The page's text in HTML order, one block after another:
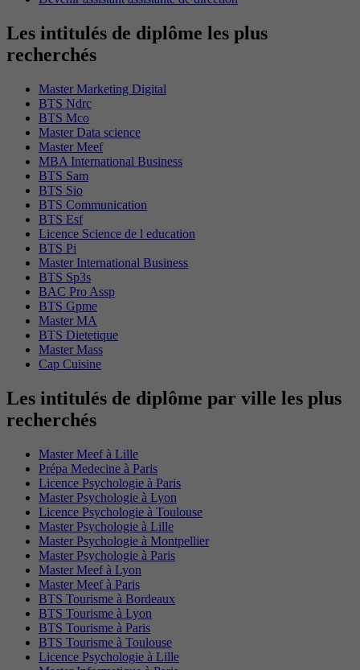
Les intitulés de diplôme les plus
recherchés
Master Marketing Digital
BTS Ndrc
BTS Mco
Master Data science
Master Meef
MBA International Business
BTS Sam
BTS Sio
BTS Communication
BTS Esf
Licence Science de l education
BTS Pi
Master International Business
BTS Sp3s
BAC Pro Assp
BTS Gpme
Master MA
BTS Dietetique
Master Mass
Cap Cuisine
Les intitulés de diplôme par ville les plus
recherchés
Master Meef à Lille
Prépa Medecine à Paris
Licence Psychologie à Paris
Master Psychologie à Lyon
Licence Psychologie à Toulouse
Master Psychologie à Lille
Master Psychologie à Montpellier
Master Psychologie à Paris
Master Meef à Lyon
Master Meef à Paris
BTS Tourisme à Bordeaux
BTS Tourisme à Lyon
BTS Tourisme à Paris
BTS Tourisme à Toulouse
Licence Psychologie à Lille